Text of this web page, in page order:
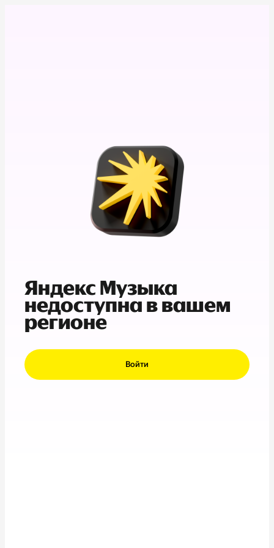
Яндекс Музыка
недоступна в вашем
регионе
Войти